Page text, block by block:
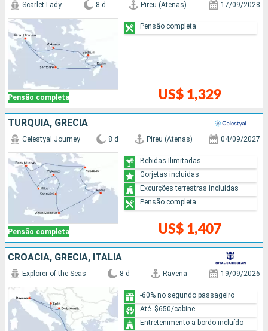
Pensão completa
Scarlet Lady 8 d Pireu (Atenas) 17/09/2028
US$ 1,329
Pensão completa
TURQUIA, GRÉCIA
Pensão completa
Celestyal Journey 8 d Pireu (Atenas) 04/09/2027
US$ 1,407
Bebidas Ilimitadas
Gorjetas incluidas
Excurções terrestras incluidas
Pensão completa
CROÁCIA, GRÉCIA, ITÁLIA
Explorer of the Seas 8 d Ravena 19/09/2026
-60% no segundo passageiro
Até -$650/cabine
Entretenimento a bordo incluído